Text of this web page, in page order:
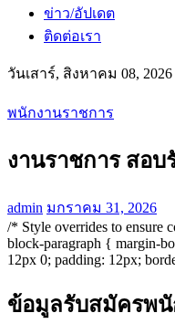
ข่าว/อัปเดต
ติดต่อเรา
วันเสาร์, สิงหาคม 08, 2026
พนักงานราชการ
งานราชการ สอ
admin มกราคม 31, 2026
/* Style overrides to ensure
block-paragraph { margin-
12px 0; padding: 12px;
ข้อมูลรับสมัครพนั